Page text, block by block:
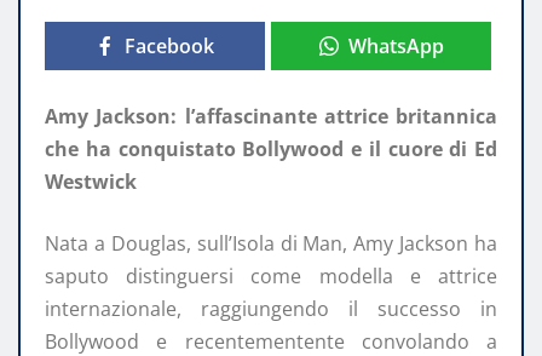
Facebook WhatsApp
Amy Jackson: l’affascinante attrice britannica
che ha conquistato Bollywood e il cuore di Ed
Westwick
Nata a Douglas, sull’Isola di Man, Amy Jackson ha
saputo distinguersi come modella e attrice
internazionale, raggiungendo il successo in
Bollywood e recentementente convolando a